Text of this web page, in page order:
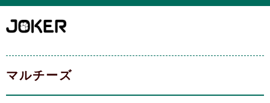
マルチーズ